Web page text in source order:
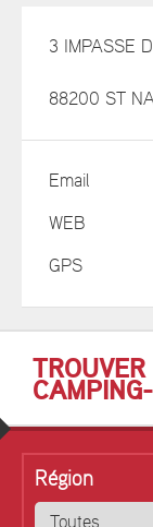
3 IMPASSE
88200 ST
Email
WEB
GPS
Région